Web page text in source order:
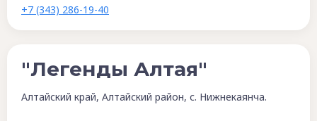
+7 (343) 286-19-40
"Легенды Алтая"
Алтайский край, Алтайский район, с. Нижнекаянча.